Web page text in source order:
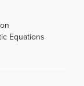
Equations